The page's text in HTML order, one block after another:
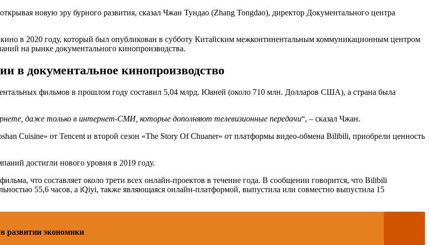
новую эру бурного развития, сказал Чжан Тундао (Zhang Tongdao), директор Документального центра
в 2020 году, который был опубликован в субботу Китайским межконтинентальным коммуникационным центром
на рынке документального кинопроизводства.
в документальное кинопроизводство
фильмов в прошлом году составил 5,04 млрд. Юаней (около 710 млн. Долларов США), а страна была
даже только в интернет-СМИ, которые дополняют телевизионные передачи“, – сказал Чжан.
Cuisine» от Tencent и второй сезон «The Story Of Chuaner» от платформы видео-обмена Bilibili, приобрели ценность
достигли нового уровня в 2019 году.
что составляет около трети всех онлайн-проектов в течение года. В сообщении говорится, что Bilibili
55,6 часов, а iQiyi, также являющаяся онлайн-платформой, выпустила или совместно выпустила 15
развитии экономики